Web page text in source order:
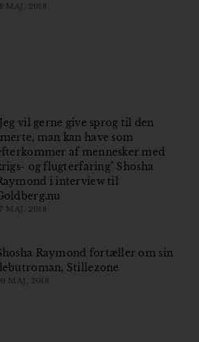
MAJ, 2018
vil gerne give sprog til den
man kan have som
af mennesker med
og flugterfaring" Shosha
i interview til
17 MAJ, 2018
Raymond fortæller om sin
Stillezone
MAJ, 2018